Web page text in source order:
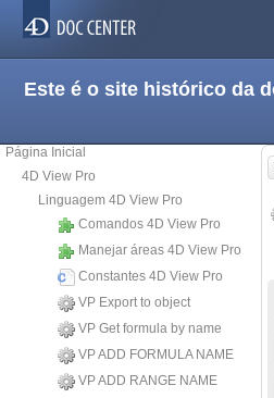
Este é o site histórico da
Página Inicial
4D View Pro
Linguagem 4D View Pro
Comandos 4D View Pro
Manejar áreas 4D View Pro
Constantes 4D View Pro
VP Export to object
VP Get formula by name
VP ADD FORMULA NAME
VP ADD RANGE NAME